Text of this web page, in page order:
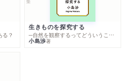
？
生きものを探究する
─自然を観察するってどういうこと？
小島渉著